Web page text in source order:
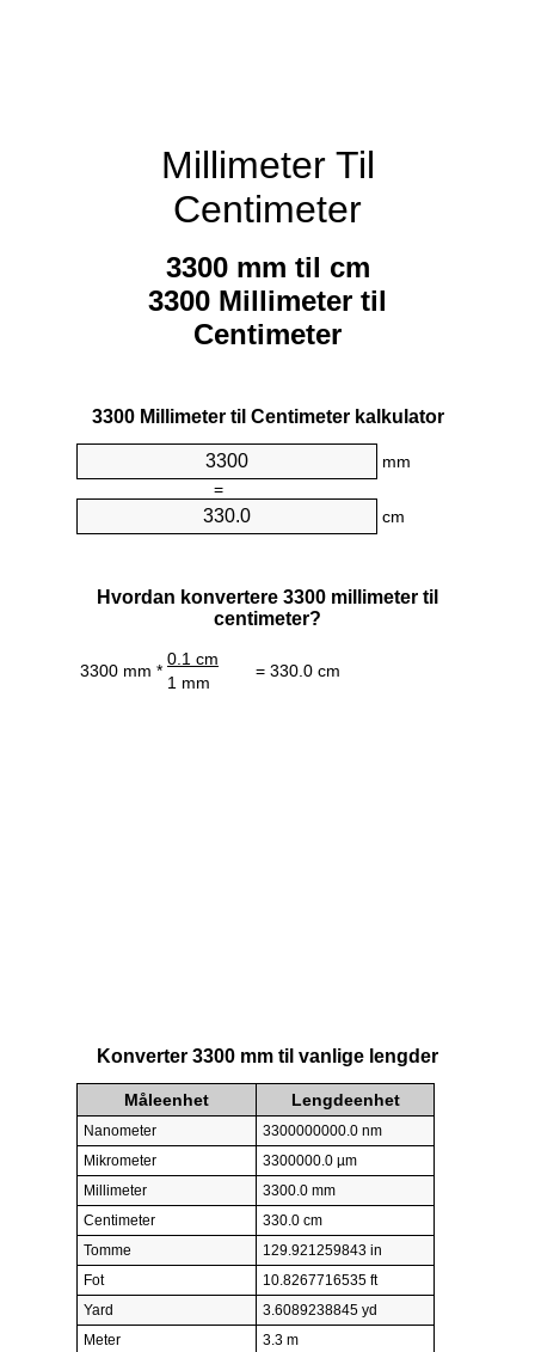
Millimeter Til
Centimeter
3300 mm til cm
3300 Millimeter til
Centimeter
3300 Millimeter til Centimeter kalkulator
mm
=
cm
Hvordan konvertere 3300 millimeter til
centimeter?
3300 mm *
0.1 cm
= 330.0 cm
1 mm
Konverter 3300 mm til vanlige lengder
Måleenhet Lengdeenhet
Nanometer
3300000000.0 nm
Mikrometer
3300000.0 µm
Millimeter
3300.0 mm
Centimeter
330.0 cm
Tomme
129.921259843 in
Fot
10.8267716535 ft
Yard
3.6089238845 yd
Meter
3.3 m